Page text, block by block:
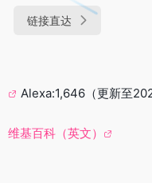
链接直达
Alexa:1,646（更新至
维基百科（英文）